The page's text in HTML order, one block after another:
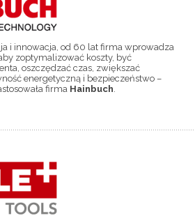
i innowacja, od 60 lat firma wprowadza
zoptymalizować koszty, być
oszczędzać czas, zwiększać
energetyczną i bezpieczeństwo –
firma Hainbuch.